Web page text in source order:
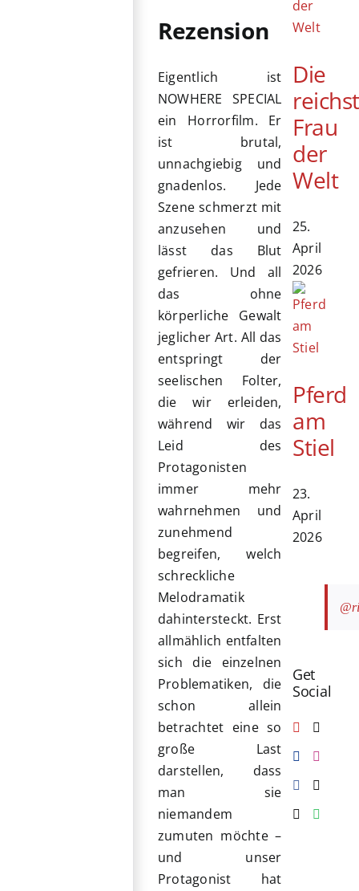
Rezension
Eigentlich ist
NOWHERE SPECIAL
ein Horrorfilm. Er
ist brutal,
unnachgiebig und
gnadenlos. Jede
Szene schmerzt mit
anzusehen und
lässt das Blut
gefrieren. Und all
das ohne
körperliche Gewalt
jeglicher Art. All das
entspringt der
seelischen Folter,
die wir erleiden,
während wir das
Leid des
Protagonisten
immer mehr
wahrnehmen und
zunehmend
begreifen, welch
schreckliche
Melodramatik
dahintersteckt. Erst
allmählich entfalten
sich die einzelnen
Problematiken, die
schon allein
betrachtet eine so
große Last
darstellen, dass
man sie
niemandem
zumuten möchte –
und unser
Protagonist hat
Die
Frau
der
Welt
25.
April
2026
Pferd
am
Stiel
23.
April
2026
Get
Social